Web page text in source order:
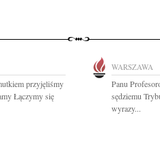
przyjęliśmy
Łączymy się
WARSZAWA
Panu
sędziemu
wyrazy...